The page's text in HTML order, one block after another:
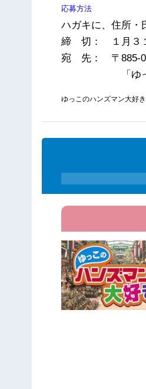
応募方法
ハガキに、住所・
締 切： １月３
宛 先： 〒885-
「ゆっこの
ゆっこのハンズマン大好き